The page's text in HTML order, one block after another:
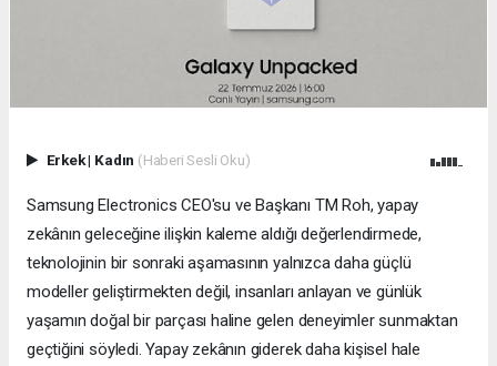
Erkek| Kadın (Haberi Sesli Oku)
Samsung Electronics CEO'su ve Başkanı TM Roh, yapay
zekânın geleceğine ilişkin kaleme aldığı değerlendirmede,
teknolojinin bir sonraki aşamasının yalnızca daha güçlü
modeller geliştirmekten değil, insanları anlayan ve günlük
yaşamın doğal bir parçası haline gelen deneyimler sunmaktan
geçtiğini söyledi. Yapay zekânın giderek daha kişisel hale